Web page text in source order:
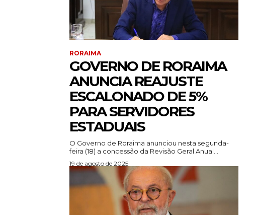
RORAIMA
GOVERNO DE RORAIMA
ANUNCIA REAJUSTE
ESCALONADO DE 5%
PARA SERVIDORES
ESTADUAIS
O Governo de Roraima anunciou nesta segunda-
feira (18) a concessão da Revisão Geral Anual...
19 de agosto de 2025